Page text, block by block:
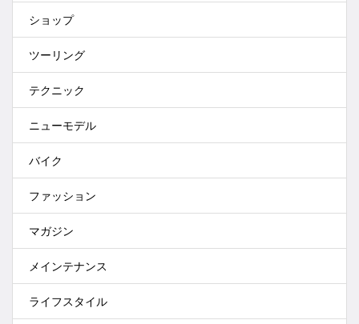
ショップ
ツーリング
テクニック
ニューモデル
バイク
ファッション
マガジン
メインテナンス
ライフスタイル